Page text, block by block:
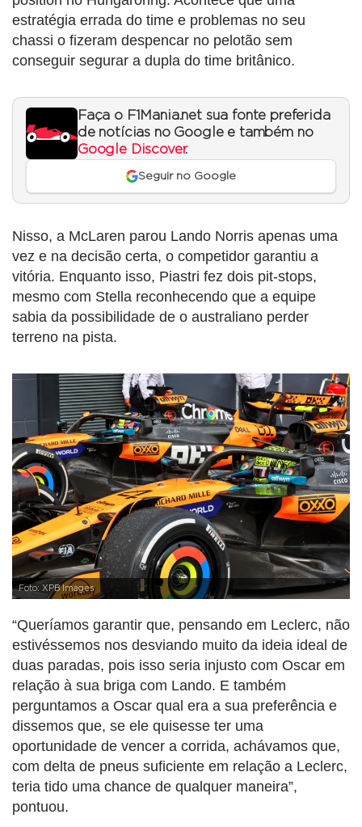
estratégia errada do time e problemas no seu
chassi o fizeram despencar no pelotão sem
conseguir segurar a dupla do time britânico.
Faça o F1Mania.net sua fonte preferida
de notícias no Google e também no
Google Discover.
Seguir no Google
Nisso, a McLaren parou Lando Norris apenas uma
vez e na decisão certa, o competidor garantiu a
vitória. Enquanto isso, Piastri fez dois pit-stops,
mesmo com Stella reconhecendo que a equipe
sabia da possibilidade de o australiano perder
terreno na pista.
Foto: XPB Images
“Queríamos garantir que, pensando em Leclerc, não
estivéssemos nos desviando muito da ideia ideal de
duas paradas, pois isso seria injusto com Oscar em
relação à sua briga com Lando. E também
perguntamos a Oscar qual era a sua preferência e
dissemos que, se ele quisesse ter uma
oportunidade de vencer a corrida, achávamos que,
com delta de pneus suficiente em relação a Leclerc,
teria tido uma chance de qualquer maneira”,
pontuou.